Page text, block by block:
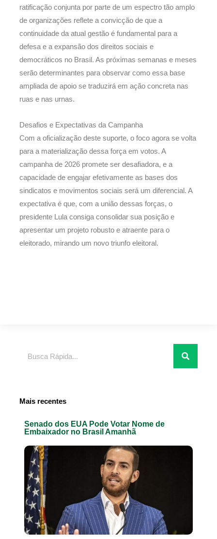
ratificação conjunta por parte de um espectro tão amplo
de organizações reflete a convicção de que a
continuidade da atual gestão é fundamental para a
defesa e a expansão dos direitos sociais e
democráticos no Brasil. As próximas semanas e meses
serão determinantes para observar como essa base
ampliada de apoio se traduzirá em ação concreta nas
ruas e nas urnas.
Desafios e Expectativas da Campanha
Com a oficialização deste suporte, o foco agora se volta
para a materialização dessa força em votos. A
campanha de 2026 promete ser desafiadora, e a
capacidade de engajar efetivamente as bases dos
sindicatos e movimentos sociais será um diferencial. A
expectativa é que, com a união dessas forças, o
presidente Lula consiga consolidar sua posição e
apresentar um projeto robusto e atraente para o
eleitorado, mirando um novo triunfo eleitoral.
Mais recentes
Senado dos EUA Pode Votar Nome de
Embaixador no Brasil Amanhã